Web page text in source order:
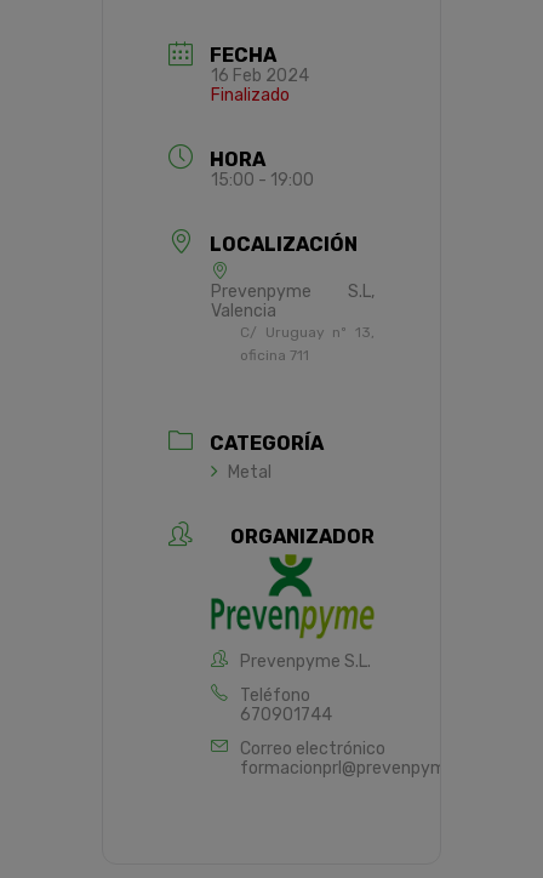
FECHA
16 Feb 2024
Finalizado
HORA
15:00 - 19:00
LOCALIZACIÓN
Prevenpyme S.L,
Valencia
C/ Uruguay nº 13,
oficina 711
CATEGORÍA
Metal
ORGANIZADOR
Prevenpyme S.L.
Teléfono
670901744
Correo electrónico
formacionprl@prevenpyme.es